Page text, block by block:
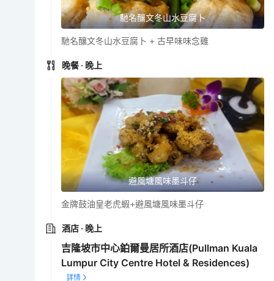
馳名釀文冬山水豆腐卜
馳名釀文冬山水豆腐卜 + 古早味味念雞
晚餐 · 晚上
避風塘風味墨斗仔
金牌鼓油皇老虎蝦+避風塘風味墨斗仔
酒店 · 晚上
吉隆坡市中心鉑爾曼居所酒店(Pullman Kuala
Lumpur City Centre Hotel & Residences)